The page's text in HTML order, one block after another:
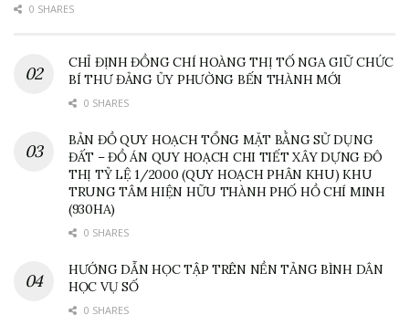
0 SHARES
CHỈ ĐỊNH ĐỒNG CHÍ HOÀNG THỊ TỐ NGA GIỮ CHỨC
BÍ THƯ ĐẢNG ỦY PHƯỜNG BẾN THÀNH MỚI
0 SHARES
BẢN ĐỒ QUY HOẠCH TỔNG MẶT BẰNG SỬ DỤNG
ĐẤT – ĐỒ ÁN QUY HOẠCH CHI TIẾT XÂY DỰNG ĐÔ
THỊ TỶ LỆ 1/2000 (QUY HOẠCH PHÂN KHU) KHU
TRUNG TÂM HIỆN HỮU THÀNH PHỐ HỒ CHÍ MINH
(930HA)
0 SHARES
HƯỚNG DẪN HỌC TẬP TRÊN NỀN TẢNG BÌNH DÂN
HỌC VỤ SỐ
0 SHARES